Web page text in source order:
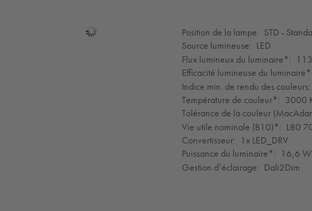
Sélection
de
mode
Position de la lampe: STD -
Source lumineuse: LED
Flux lumineux du luminaire*:
Efficacité lumineuse du
Indice min. de rendu des couleurs:
Température de couleur*: 3000
Tolérance de la couleur
Vie utile nominale (B10)*: L80
Convertisseur: 1x LED_DRV
Puissance du luminaire*: 16,6 W
Gestion d’éclairage: Dali2Dim